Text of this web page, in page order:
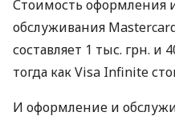
Стоимость оформления
обслуживания
составляет 1 тыс. грн. и
тогда как Visa Infinite
И оформление и